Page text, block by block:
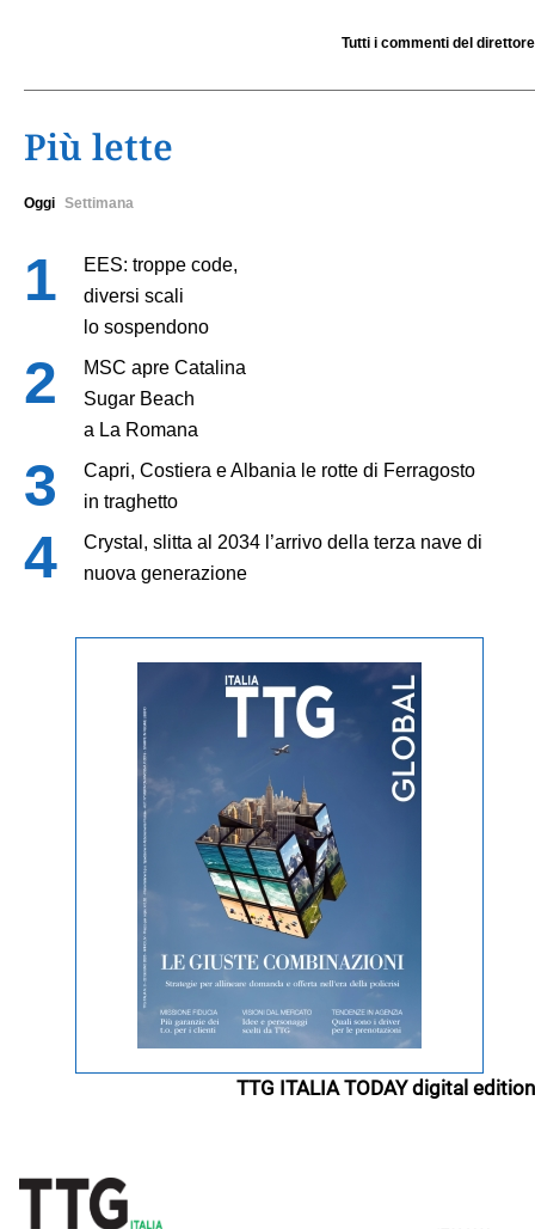
Tutti i commenti del direttore
Più lette
Oggi Settimana
EES: troppe code,
diversi scali
lo sospendono
MSC apre Catalina
Sugar Beach
a La Romana
Capri, Costiera e Albania le rotte di Ferragosto
in traghetto
Crystal, slitta al 2034 l’arrivo della terza nave di
nuova generazione
TTG ITALIA TODAY digital edition